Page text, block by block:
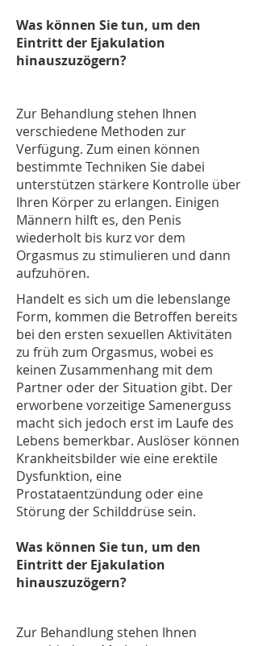
Was können Sie tun, um den
Eintritt der Ejakulation
hinauszuzögern?
Zur Behandlung stehen Ihnen
verschiedene Methoden zur
Verfügung. Zum einen können
bestimmte Techniken Sie dabei
unterstützen stärkere Kontrolle über
Ihren Körper zu erlangen. Einigen
Männern hilft es, den Penis
wiederholt bis kurz vor dem
Orgasmus zu stimulieren und dann
aufzuhören.
Handelt es sich um die lebenslange
Form, kommen die Betroffen bereits
bei den ersten sexuellen Aktivitäten
zu früh zum Orgasmus, wobei es
keinen Zusammenhang mit dem
Partner oder der Situation gibt. Der
erworbene vorzeitige Samenerguss
macht sich jedoch erst im Laufe des
Lebens bemerkbar. Auslöser können
Krankheitsbilder wie eine erektile
Dysfunktion, eine
Prostataentzündung oder eine
Störung der Schilddrüse sein.
Was können Sie tun, um den
Eintritt der Ejakulation
hinauszuzögern?
Zur Behandlung stehen Ihnen